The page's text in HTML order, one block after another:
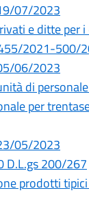
07/2023
e ditte per
2021-500/
06/2023
di
per
05/2023
D.L.gs 200/267
prodotti